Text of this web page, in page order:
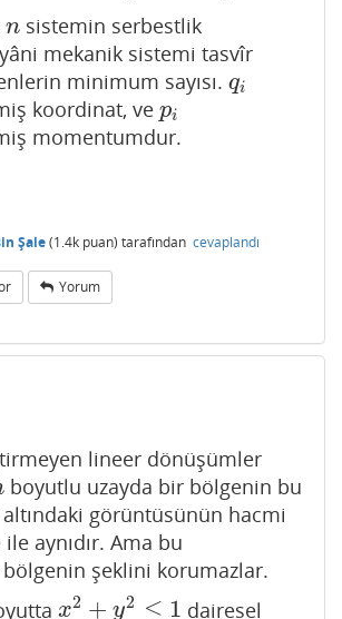
n
nsistemin serbestlik
mekanik sistemi tasvîr
minimum sayısı. qi
qi
koordinat, ve pi
pi
momentumdur.
Şale(1.4k puan) tarafından cevaplandı
Yorum
lineer dönüşümler
boyutlu uzayda bir bölgenin bu
görüntüsünün hacmi
aynıdır. Ama bu
şeklini korumazlar.
x2 + y2 ≤ 1
x2+y2 ≤1 dairesel